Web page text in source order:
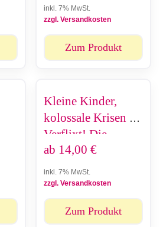
inkl. 7% MwSt.
zzgl. Versandkosten
Zum Produkt
Kleine Kinder,
kolossale Krisen -
Verflixt! Die
Milch!
ab 14,00 €
inkl. 7% MwSt.
zzgl. Versandkosten
Zum Produkt